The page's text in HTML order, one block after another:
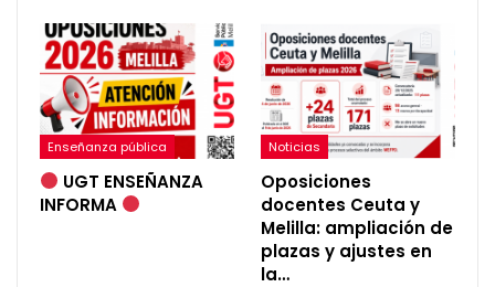
Enseñanza pública
UGT ENSEÑANZA
INFORMA
Noticias
Oposiciones
docentes Ceuta y
Melilla: ampliación de
plazas y ajustes en
la…